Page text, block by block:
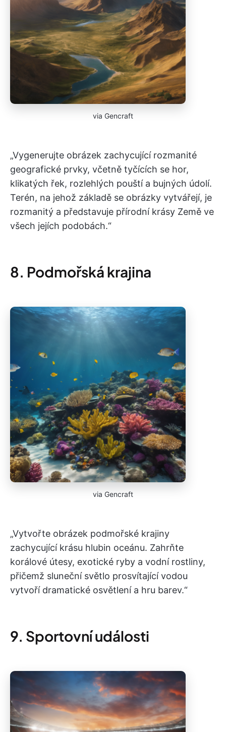
via Gencraft
„Vygenerujte obrázek zachycující rozmanité
geografické prvky, včetně tyčících se hor,
klikatých řek, rozlehlých pouští a bujných údolí.
Terén, na jehož základě se obrázky vytvářejí, je
rozmanitý a představuje přírodní krásy Země ve
všech jejích podobách.“
8. Podmořská krajina
via Gencraft
„Vytvořte obrázek podmořské krajiny
zachycující krásu hlubin oceánu. Zahrňte
korálové útesy, exotické ryby a vodní rostliny,
přičemž sluneční světlo prosvítající vodou
vytvoří dramatické osvětlení a hru barev.“
9. Sportovní události